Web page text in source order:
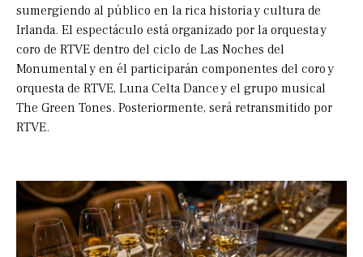
sumergiendo al público en la rica historia y cultura de
Irlanda. El espectáculo está organizado por la orquesta y
coro de RTVE dentro del ciclo de Las Noches del
Monumental y en él participarán componentes del coro y
orquesta de RTVE, Luna Celta Dance y el grupo musical
The Green Tones. Posteriormente, será retransmitido por
RTVE.